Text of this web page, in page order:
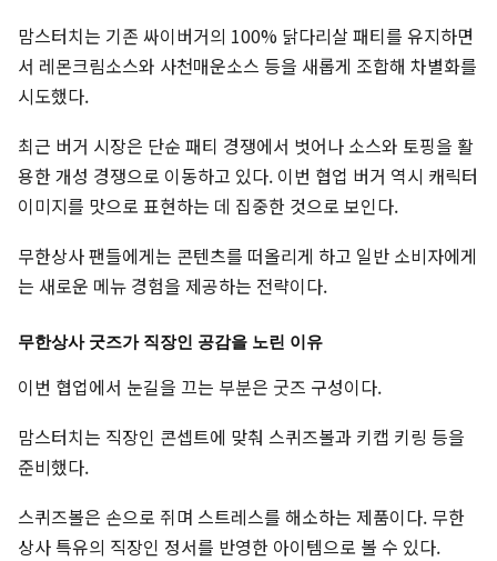
맘스터치는 기존 싸이버거의 100% 닭다리살 패티를 유지하면
서 레몬크림소스와 사천매운소스 등을 새롭게 조합해 차별화를
시도했다.
최근 버거 시장은 단순 패티 경쟁에서 벗어나 소스와 토핑을 활
용한 개성 경쟁으로 이동하고 있다. 이번 협업 버거 역시 캐릭터
이미지를 맛으로 표현하는 데 집중한 것으로 보인다.
무한상사 팬들에게는 콘텐츠를 떠올리게 하고 일반 소비자에게
는 새로운 메뉴 경험을 제공하는 전략이다.
무한상사 굿즈가 직장인 공감을 노린 이유
이번 협업에서 눈길을 끄는 부분은 굿즈 구성이다.
맘스터치는 직장인 콘셉트에 맞춰 스퀴즈볼과 키캡 키링 등을
준비했다.
스퀴즈볼은 손으로 쥐며 스트레스를 해소하는 제품이다. 무한
상사 특유의 직장인 정서를 반영한 아이템으로 볼 수 있다.